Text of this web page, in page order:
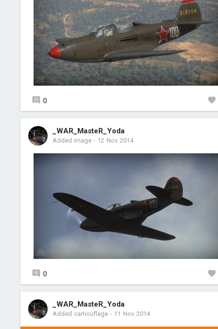
0
_WAR_MasteR_Yoda
Added image- 12 Nov 2014
0
_WAR_MasteR_Yoda
Added camouflage- 11 Nov 2014